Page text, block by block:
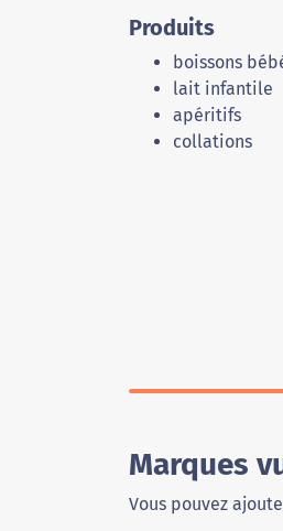
Produits
boissons
lait infantile
apéritifs
collations
Marques
Vous pouvez